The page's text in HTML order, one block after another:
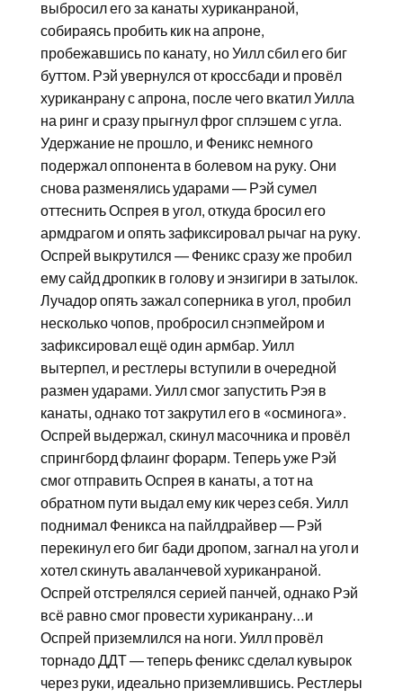
выбросил его за канаты хуриканраной,
собираясь пробить кик на апроне,
пробежавшись по канату, но Уилл сбил его биг
буттом. Рэй увернулся от кроссбади и провёл
хуриканрану с апрона, после чего вкатил Уилла
на ринг и сразу прыгнул фрог сплэшем с угла.
Удержание не прошло, и Феникс немного
подержал оппонента в болевом на руку. Они
снова разменялись ударами — Рэй сумел
оттеснить Оспрея в угол, откуда бросил его
армдрагом и опять зафиксировал рычаг на руку.
Оспрей выкрутился — Феникс сразу же пробил
ему сайд дропкик в голову и энзигири в затылок.
Лучадор опять зажал соперника в угол, пробил
несколько чопов, пробросил снэпмейром и
зафиксировал ещё один армбар. Уилл
вытерпел, и рестлеры вступили в очередной
размен ударами. Уилл смог запустить Рэя в
канаты, однако тот закрутил его в «осминога».
Оспрей выдержал, скинул масочника и провёл
спрингборд флаинг форарм. Теперь уже Рэй
смог отправить Оспрея в канаты, а тот на
обратном пути выдал ему кик через себя. Уилл
поднимал Феникса на пайлдрайвер — Рэй
перекинул его биг бади дропом, загнал на угол и
хотел скинуть аваланчевой хуриканраной.
Оспрей отстрелялся серией панчей, однако Рэй
всё равно смог провести хуриканрану…и
Оспрей приземлился на ноги. Уилл провёл
торнадо ДДТ — теперь феникс сделал кувырок
через руки, идеально приземлившись. Рестлеры